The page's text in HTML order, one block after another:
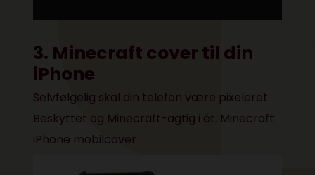
3. Minecraft cover til din
iPhone
Selvfølgelig skal din telefon være pixeleret.
Beskyttet og Minecraft-agtig i ét. Minecraft
iPhone mobilcover